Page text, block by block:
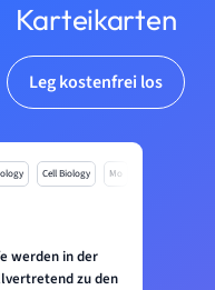
Karteikarten
Leg kostenfrei los
Cell Biology Mo
werden in der
zu den